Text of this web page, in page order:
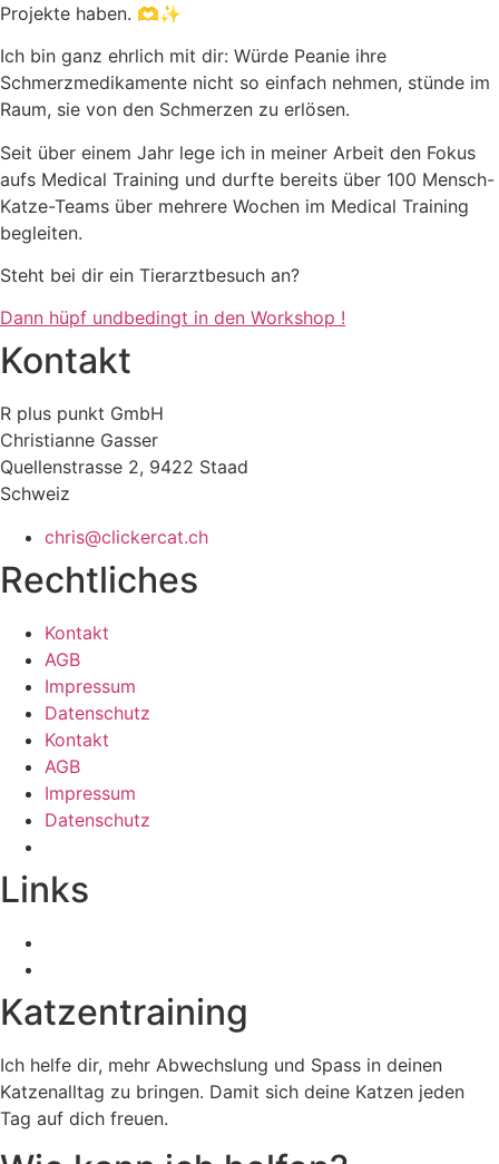
Projekte haben. 🫶✨
Ich bin ganz ehrlich mit dir: Würde Peanie ihre
Schmerzmedikamente nicht so einfach nehmen, stünde im
Raum, sie von den Schmerzen zu erlösen.
Seit über einem Jahr lege ich in meiner Arbeit den Fokus
aufs Medical Training und durfte bereits über 100 Mensch-
Katze-Teams über mehrere Wochen im Medical Training
begleiten.
Steht bei dir ein Tierarztbesuch an?
Dann hüpf undbedingt in den Workshop !
Kontakt
R plus punkt GmbH
Christianne Gasser
Quellenstrasse 2, 9422 Staad
Schweiz
chris@clickercat.ch
Rechtliches
Kontakt
AGB
Impressum
Datenschutz
Kontakt
AGB
Impressum
Datenschutz
Links
Katzentraining
Ich helfe dir, mehr Abwechslung und Spass in deinen
Katzenalltag zu bringen. Damit sich deine Katzen jeden
Tag auf dich freuen.